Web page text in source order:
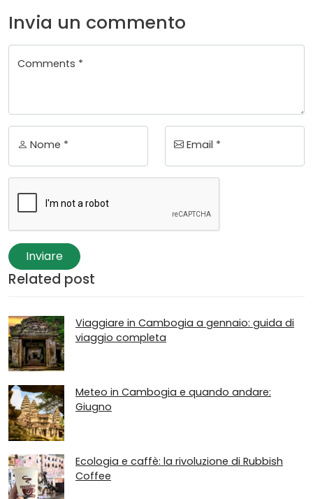
Invia un commento
Comments *
Nome * Email *
Inviare
Related post
Viaggiare in Cambogia a gennaio: guida di
viaggio completa
Meteo in Cambogia e quando andare:
Giugno
Ecologia e caffè: la rivoluzione di Rubbish
Coffee